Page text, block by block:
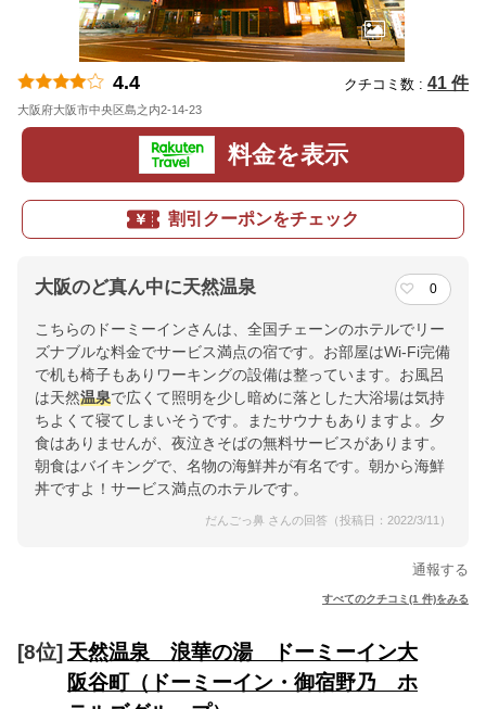
4.4 クチコミ数 : 41 件
大阪府大阪市中央区島之内2-14-23
料金を表示
割引クーポンをチェック
大阪のど真ん中に天然温泉 0
こちらのドーミーインさんは、全国チェーンのホテルでリー
ズナブルな料金でサービス満点の宿です。お部屋はWi-Fi完備
で机も椅子もありワーキングの設備は整っています。お風呂
は天然温泉で広くて照明を少し暗めに落とした大浴場は気持
ちよくて寝てしまいそうです。またサウナもありますよ。夕
食はありませんが、夜泣きそばの無料サービスがあります。
朝食はバイキングで、名物の海鮮丼が有名です。朝から海鮮
丼ですよ！サービス満点のホテルです。
だんごっ鼻 さんの回答（投稿日：2022/3/11）
通報する
すべてのクチコミ(1 件)をみる
[8位] 天然温泉 浪華の湯 ドーミーイン大
阪谷町（ドーミーイン・御宿野乃 ホ